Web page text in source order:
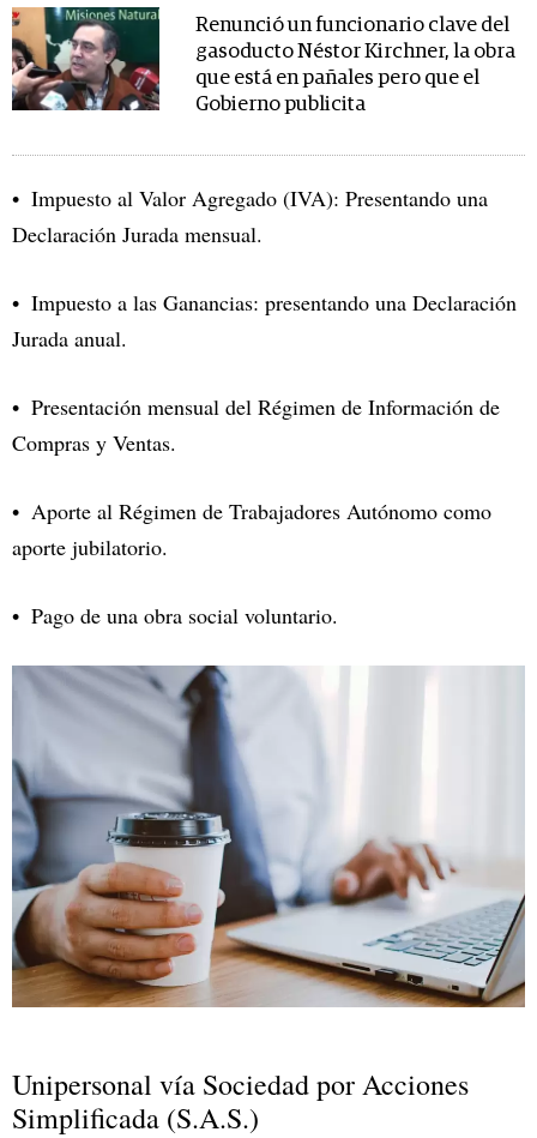
Renunció un funcionario clave del
gasoducto Néstor Kirchner, la obra
que está en pañales pero que el
Gobierno publicita
Impuesto al Valor Agregado (IVA): Presentando una
Declaración Jurada mensual.
Impuesto a las Ganancias: presentando una Declaración
Jurada anual.
Presentación mensual del Régimen de Información de
Compras y Ventas.
Aporte al Régimen de Trabajadores Autónomo como
aporte jubilatorio.
Pago de una obra social voluntario.
Unipersonal vía Sociedad por Acciones
Simplificada (S.A.S.)